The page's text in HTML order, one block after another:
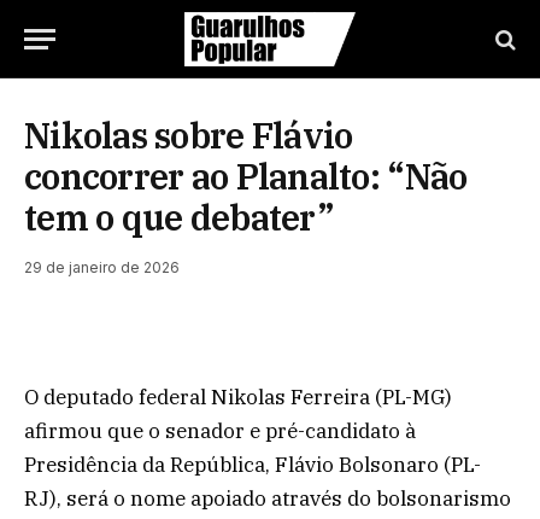
Nikolas sobre Flávio
concorrer ao Planalto: “Não
tem o que debater”
29 de janeiro de 2026
O deputado federal Nikolas Ferreira (PL-MG)
afirmou que o senador e pré-candidato à
Presidência da República, Flávio Bolsonaro (PL-
RJ), será o nome apoiado através do bolsonarismo